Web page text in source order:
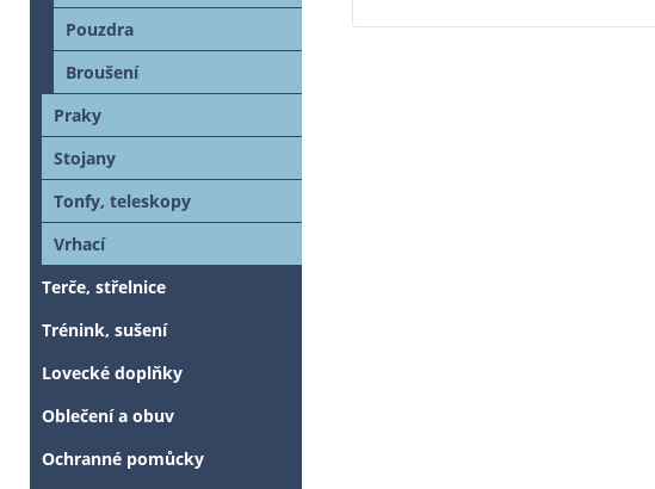
Pouzdra
Broušení
Praky
Stojany
Tonfy, teleskopy
Vrhací
Terče, střelnice
Trénink, sušení
Lovecké doplňky
Oblečení a obuv
Ochranné pomůcky